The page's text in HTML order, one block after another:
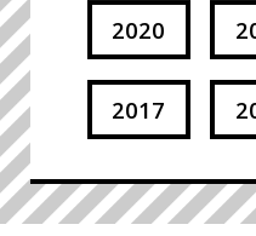
2020
2017